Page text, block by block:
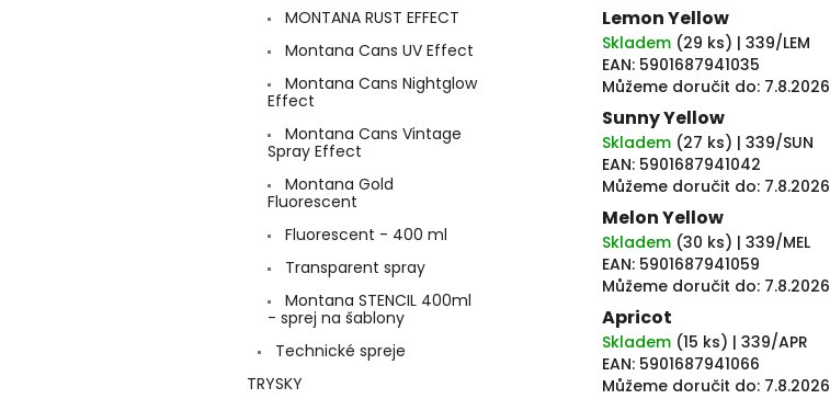
MONTANA RUST EFFECT
Montana Cans UV Effect
Montana Cans Nightglow
Effect
Montana Cans Vintage
Spray Effect
Montana Gold
Fluorescent
Fluorescent - 400 ml
Transparent spray
Montana STENCIL 400ml
- sprej na šablony
Technické spreje
TRYSKY
Lemon Yellow
Skladem (29 ks) | 339/LEM
EAN: 5901687941035
Můžeme doručit do: 7.8.2026
Sunny Yellow
Skladem (27 ks) | 339/SUN
EAN: 5901687941042
Můžeme doručit do: 7.8.2026
Melon Yellow
Skladem (30 ks) | 339/MEL
EAN: 5901687941059
Můžeme doručit do: 7.8.2026
Apricot
Skladem (15 ks) | 339/APR
EAN: 5901687941066
Můžeme doručit do: 7.8.2026